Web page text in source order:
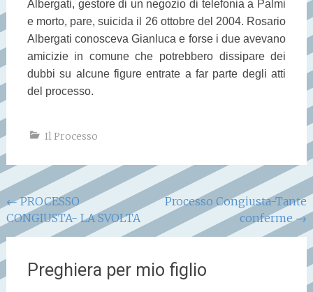
Albergati, gestore di un negozio di telefonia a Palmi
e morto, pare, suicida il 26 ottobre del 2004. Rosario
Albergati conosceva Gianluca e forse i due avevano
amicizie in comune che potrebbero dissipare dei
dubbi su alcune figure entrate a far parte degli atti
del processo.
Il Processo
Navigazione
articoli
←PROCESSO
CONGIUSTA- LA SVOLTA
Processo Congiusta-Tante
conferme→
Preghiera per mio figlio